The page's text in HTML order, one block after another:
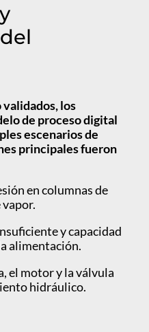
los
de proceso digital
escenarios de
principales fueron
en columnas de
y capacidad
alimentación.
el motor y la válvula
hidráulico.